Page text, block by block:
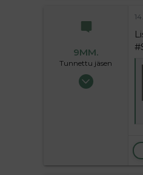
9MM.
Tunnettu jäsen
13.05.2024